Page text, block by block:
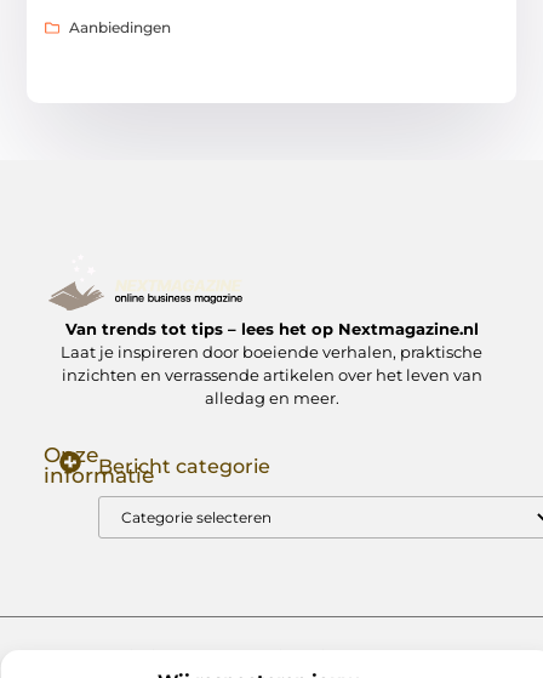
Aanbiedingen
Van trends tot tips – lees het op Nextmagazine.nl
Laat je inspireren door boeiende verhalen, praktische
inzichten en verrassende artikelen over het leven van
alledag en meer.
Onze
informatieBericht categorie